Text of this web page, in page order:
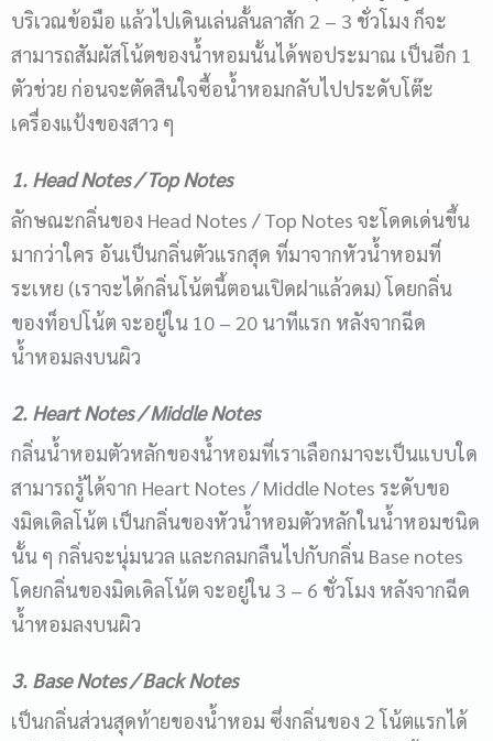
บริเวณข้อมือ แล้วไปเดินเล่นลั้นลาสัก 2 – 3 ชั่วโมง ก็จะ
สามารถสัมผัสโน้ตของน้ำหอมนั้นได้พอประมาณ เป็นอีก 1
ตัวช่วย ก่อนจะตัดสินใจซื้อน้ำหอมกลับไปประดับโต๊ะ
เครื่องแป้งของสาว ๆ
1. Head Notes / Top Notes
ลักษณะกลิ่นของ Head Notes / Top Notes จะโดดเด่นขึ้น
มากว่าใคร อันเป็นกลิ่นตัวแรกสุด ที่มาจากหัวน้ำหอมที่
ระเหย (เราจะได้กลิ่นโน้ตนี้ตอนเปิดฝาแล้วดม) โดยกลิ่น
ของท็อปโน้ต จะอยู่ใน 10 – 20 นาทีแรก หลังจากฉีด
น้ำหอมลงบนผิว
2. Heart Notes / Middle Notes
กลิ่นน้ำหอมตัวหลักของน้ำหอมที่เราเลือกมาจะเป็นแบบใด
สามารถรู้ได้จาก Heart Notes / Middle Notes ระดับขอ
งมิดเดิลโน้ต เป็นกลิ่นของหัวน้ำหอมตัวหลักในน้ำหอมชนิด
นั้น ๆ กลิ่นจะนุ่มนวล และกลมกลืนไปกับกลิ่น Base notes
โดยกลิ่นของมิดเดิลโน้ต จะอยู่ใน 3 – 6 ชั่วโมง หลังจากฉีด
น้ำหอมลงบนผิว
3. Base Notes / Back Notes
เป็นกลิ่นส่วนสุดท้ายของน้ำหอม ซึ่งกลิ่นของ 2 โน้ตแรกได้